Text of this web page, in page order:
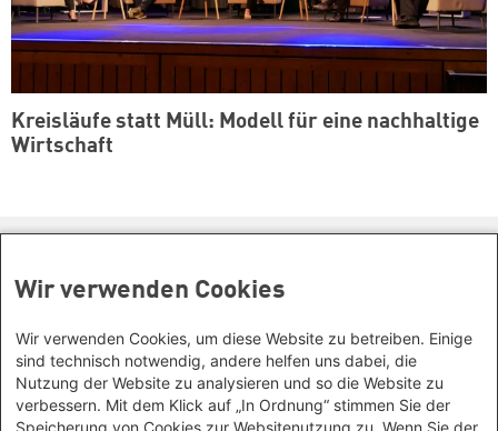
Kreisläufe statt Müll: Modell für eine nachhaltige
Wirtschaft
Bayerisches Bildungswerk für Demokratie und Ökologie
in der Heinrich-Böll-Stiftung e.V.
Wegbeschreibung
Social Links
Instagram
Wir verwenden Cookies
Wir verwenden Cookies, um diese Website zu betreiben. Einige
sind technisch notwendig, andere helfen uns dabei, die
Nutzung der Website zu analysieren und so die Website zu
verbessern. Mit dem Klick auf „In Ordnung“ stimmen Sie der
Speicherung von Cookies zur Websitenutzung zu. Wenn Sie der